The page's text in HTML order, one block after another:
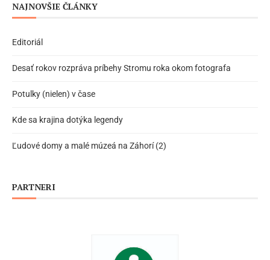
NAJNOVŠIE ČLÁNKY
Editoriál
Desať rokov rozpráva príbehy Stromu roka okom fotografa
Potulky (nielen) v čase
Kde sa krajina dotýka legendy
Ľudové domy a malé múzeá na Záhorí (2)
PARTNERI